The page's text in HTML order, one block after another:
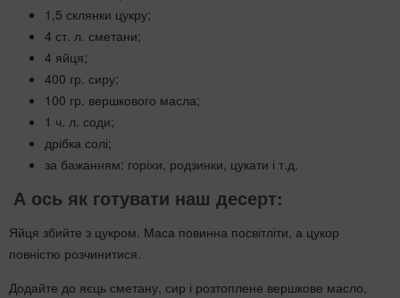
1,5 склянки цукру;
4 ст. л. сметани;
4 яйця;
400 гр. сиру;
100 гр. вершкового масла;
1 ч. л. соди;
дрібка солі;
за бажанням: горіхи, родзинки, цукати і т.д.
А ось як готувати наш десерт:
Яйця збийте з цукром. Маса повинна посвітліти, а цукор
повністю розчинитися.
Додайте до яєць сметану, сир і розтоплене вершкове масло,